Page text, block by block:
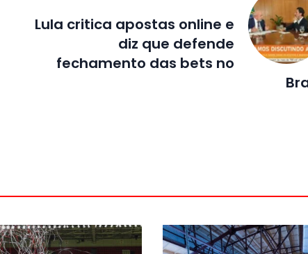
Lula critica apostas online e
diz que defende
fechamento das bets no